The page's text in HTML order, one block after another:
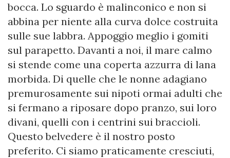
bocca. Lo sguardo è malinconico e non si
abbina per niente alla curva dolce costruita
sulle sue labbra. Appoggio meglio i gomiti
sul parapetto. Davanti a noi, il mare calmo
si stende come una coperta azzurra di lana
morbida. Di quelle che le nonne adagiano
premurosamente sui nipoti ormai adulti che
si fermano a riposare dopo pranzo, sui loro
divani, quelli con i centrini sui braccioli.
Questo belvedere è il nostro posto
preferito. Ci siamo praticamente cresciuti,